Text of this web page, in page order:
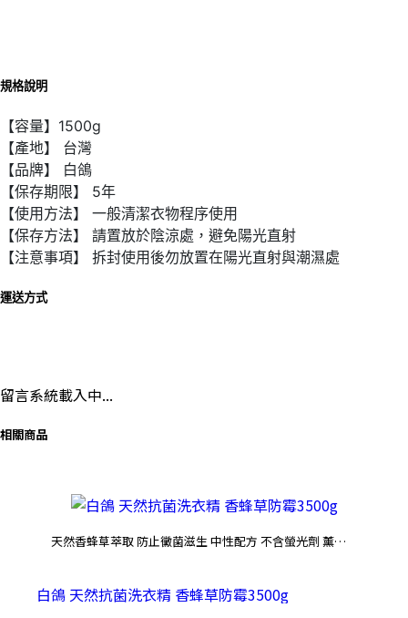
規格說明
【容量】1500g
【產地】 台灣
【品牌】 白鴿
【保存期限】 5年
【使用方法】 一般清潔衣物程序使用
【保存方法】 請置放於陰涼處，避免陽光直射
【注意事項】 拆封使用後勿放置在陽光直射與潮濕處
運送方式
留言系統載入中...
相關商品
天然香蜂草萃取 防止黴菌滋生 中性配方 不含螢光劑 薰衣
白鴿 天然抗菌洗衣精 香蜂草防霉3500g